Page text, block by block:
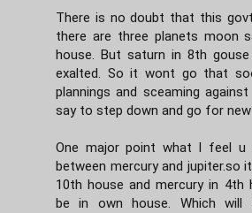
There is no doubt that this
there are three planets moon
house. But saturn in 8th
exalted. So it wont go that
plannings and sceaming
say to step down and go for
One major point what I feel u
between mercury and jupiter.so
10th house and mercury in 4th
be in own house. Which